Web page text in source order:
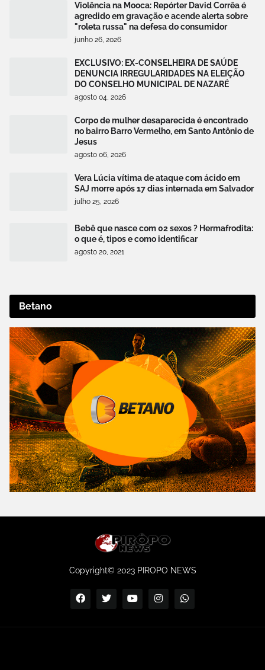
Violência na Mooca: Repórter David Corrêa é
agredido em gravação e acende alerta sobre
"roleta russa" na defesa do consumidor
junho 26, 2026
EXCLUSIVO: EX-CONSELHEIRA DE SAÚDE
DENUNCIA IRREGULARIDADES NA ELEIÇÃO
DO CONSELHO MUNICIPAL DE NAZARÉ
agosto 04, 2026
Corpo de mulher desaparecida é encontrado
no bairro Barro Vermelho, em Santo Antônio de
Jesus
agosto 06, 2026
Vera Lúcia vítima de ataque com ácido em
SAJ morre após 17 dias internada em Salvador
julho 25, 2026
Bebê que nasce com 02 sexos ? Hermafrodita:
o que é, tipos e como identificar
agosto 20, 2021
Betano
Copyright© 2023 PIROPO NEWS